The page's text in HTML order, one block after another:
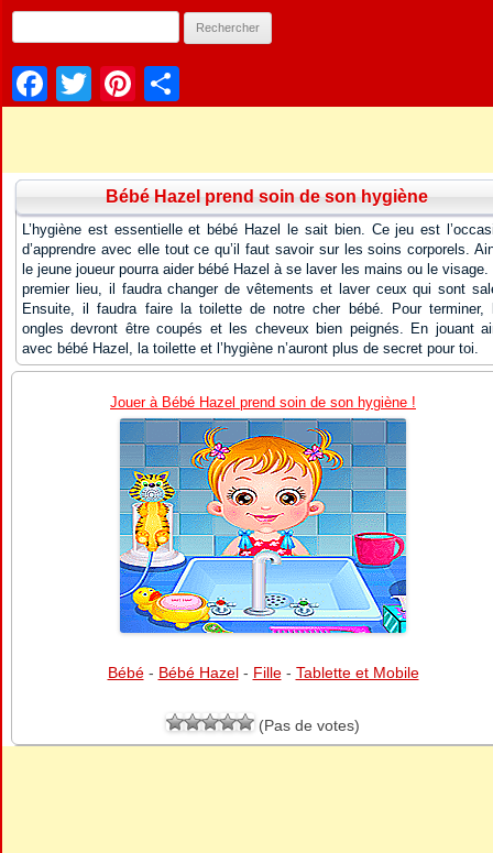
Facebook
TwitterPinterest
Bébé Hazel prend soin de son hygiène
L’hygiène est essentielle et bébé Hazel le sait bien. Ce jeu est
d’apprendre avec elle tout ce qu’il faut savoir sur les soins corporels.
le jeune joueur pourra aider bébé Hazel à se laver les mains ou le visage.
premier lieu, il faudra changer de vêtements et laver ceux qui sont
Ensuite, il faudra faire la toilette de notre cher bébé. Pour terminer,
ongles devront être coupés et les cheveux bien peignés. En jouant
avec bébé Hazel, la toilette et l’hygiène n’auront plus de secret pour toi.
Jouer à Bébé Hazel prend soin de son hygiène !
Bébé- Bébé Hazel- Fille- Tablette et Mobile
(Pas de votes)